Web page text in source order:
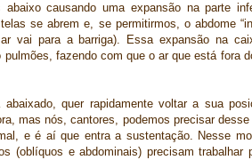
abaixo causando uma expansão na parte
se abrem e, se permitirmos, o abdome
vai para a barriga). Essa expansão na
pulmões, fazendo com que o ar que está fora
quer rapidamente voltar a sua
mas nós, cantores, podemos precisar
e é aí que entra a sustentação. Nesse
(oblíquos e abdominais) precisam trabalhar